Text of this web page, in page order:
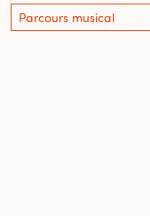
Parcours musical